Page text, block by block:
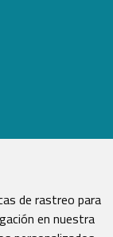
de rastreo para
en nuestra